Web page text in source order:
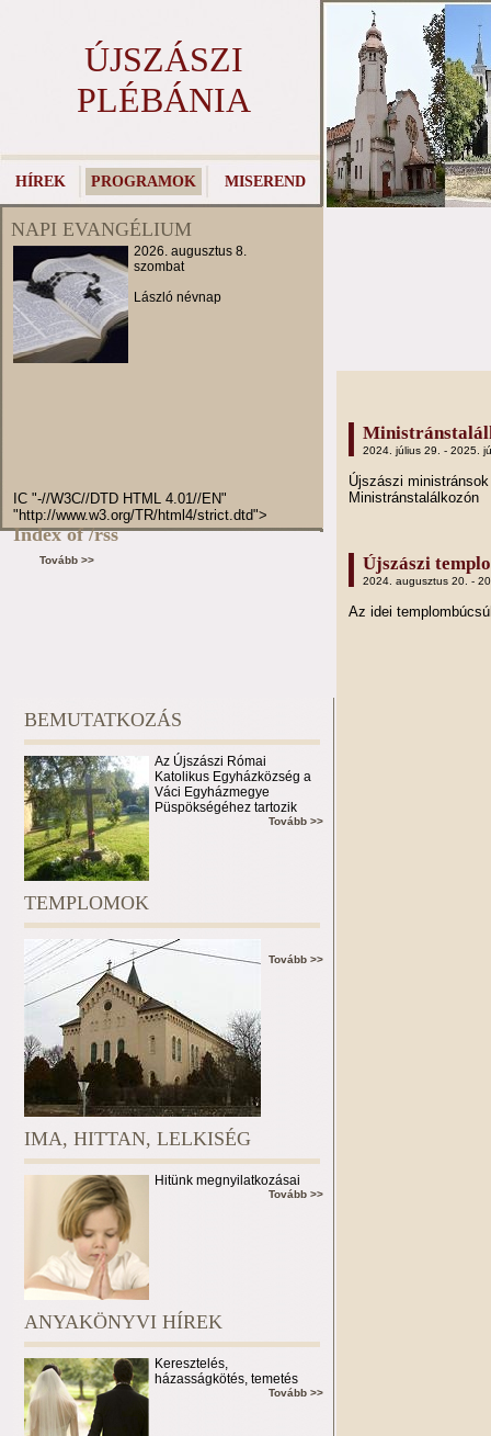
ÚJSZÁSZI
PLÉBÁNIA
HÍREK PROGRAMOK MISEREND
NAPI EVANGÉLIUM
2026. augusztus 8.
szombat
László névnap
IC "-//W3C//DTD HTML 4.01//EN"
"http://www.w3.org/TR/html4/strict.dtd">
Index of /rss
Tovább >>
2024. július 29. - 2025.
Újszászi
Ministránstalálkozón
Újszászi
2024. augusztus 20. -
Az idei
BEMUTATKOZÁS
Az Újszászi Római
Katolikus Egyházközség a
Váci Egyházmegye
Püspökségéhez tartozik
Tovább >>
TEMPLOMOK
Tovább >>
IMA, HITTAN, LELKISÉG
Hitünk megnyilatkozásai
Tovább >>
ANYAKÖNYVI HÍREK
Keresztelés,
házasságkötés, temetés
Tovább >>